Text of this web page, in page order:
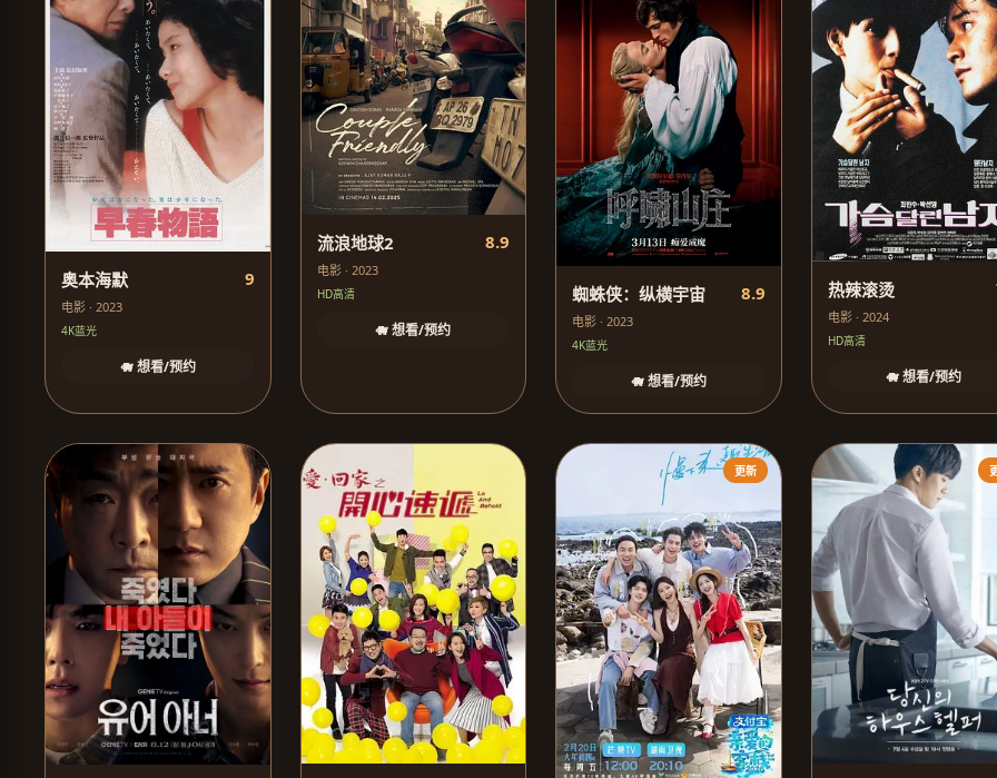
奥本海默 9
电影 · 2023
4K蓝光
🐗 想看/预约
流浪地球2 8.9
电影 · 2023
HD高清
🐗 想看/预约
蜘蛛侠：纵横宇宙 8.9
电影 · 2023
4K蓝光
🐗 想看/预约
热辣滚烫
电影 · 2024
HD高清
🐗 想看/预约
更新